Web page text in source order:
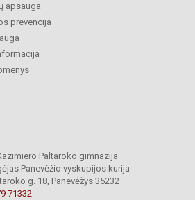
apsauga
prevencija
Paltaroko gimnazija
Panevėžio vyskupijos kurija
g. 18, Panevėžys 35232
71332